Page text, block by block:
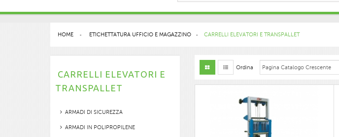
HOME > ETICHETTATURA UFFICIO E MAGAZZINO > CARRELLI ELEVATORI E TRANSPALLET
CARRELLI ELEVATORI E
TRANSPALLET
ARMADI DI SICUREZZA
ARMADI IN POLIPROPILENE
Ordina